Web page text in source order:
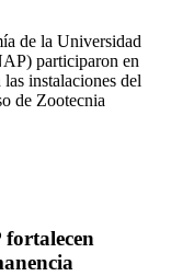
de la Universidad
participaron en
instalaciones del
de Zootecnia